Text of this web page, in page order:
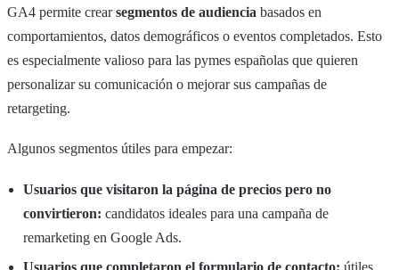
GA4 permite crearsegmentos de audiencia basados en
comportamientos, datos demográficos o eventos completados. Esto
es especialmente valioso para las pymes españolas que quieren
personalizar su comunicación o mejorar sus campañas de
retargeting.
Algunos segmentos útiles para empezar:
Usuarios que visitaron la página de precios pero no
convirtieron: candidatos ideales para una campaña de
remarketing en Google Ads.
Usuarios que completaron el formulario de contacto: útiles